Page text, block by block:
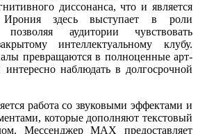
диссонанса, что и является
Ирония здесь выступает в роли
аудитории чувствовать
интеллектуальному клубу.
превращаются в полноценные арт-
наблюдать в долгосрочной
работа со звуковыми эффектами и
которые дополняют текстовый
Мессенджер MAX предоставляет